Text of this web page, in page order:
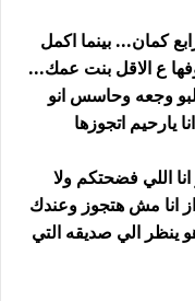
كمان... بينما اكمل
ع الاقل بنت عمك...
وجعه وحاسس انو
اتجوزها
اللي فضحتكم ولا
انا مش هتجوز وعندك
ينظر الي صديقه التي